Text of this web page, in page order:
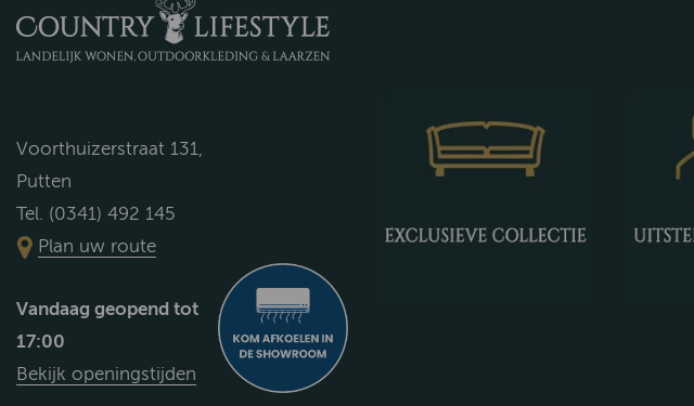
Voorthuizerstraat 131,
Putten
Tel. (0341) 492 145
Plan uw route
Vandaag geopend tot
17:00
Bekijk openingstijden